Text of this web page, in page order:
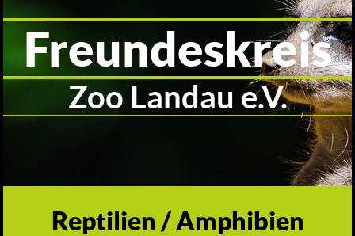
Freundeskreis
Zoo Landau e.V.
Reptilien / Amphibien